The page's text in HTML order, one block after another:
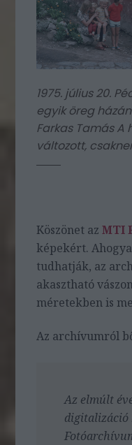
1975. július 20.
egyik öreg
Farkas TamásA
változott,
Köszönet azMTI
képekért.
tudhatják, az
akasztható
méretekben is
Az archívumról
Az elmúlt
digitalizáció